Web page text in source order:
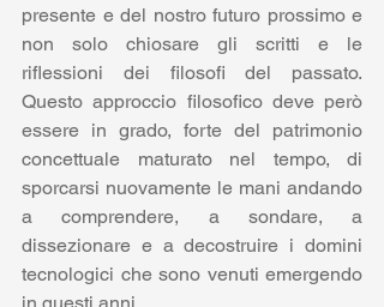
presente e del nostro futuro prossimo e
non solo chiosare gli scritti e le
riflessioni dei filosofi del passato.
Questo approccio filosofico deve però
essere in grado, forte del patrimonio
concettuale maturato nel tempo, di
sporcarsi nuovamente le mani andando
a comprendere, a sondare, a
dissezionare e a decostruire i domini
tecnologici che sono venuti emergendo